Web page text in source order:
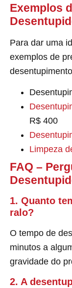
Exemplos
Para dar uma
exemplos de
R$ 400
Limpeza
FAQ –
1. Quanto
ralo?
O tempo de
minutos a
gravidade do
2. A